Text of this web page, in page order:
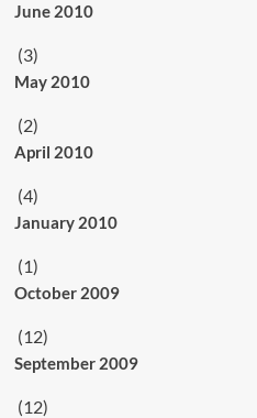
June 2010
(3)
May 2010
(2)
April 2010
(4)
January 2010
(1)
October 2009
(12)
September 2009
(12)